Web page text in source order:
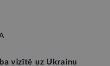
vizītē uz Ukrainu